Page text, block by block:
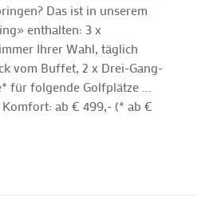
Das ist in unserem
enthalten: 3 x
Ihrer Wahl, täglich
vom Buffet, 2 x Drei-Gang-
für folgende Golfplätze ...
Komfort: ab € 499,- (* ab €